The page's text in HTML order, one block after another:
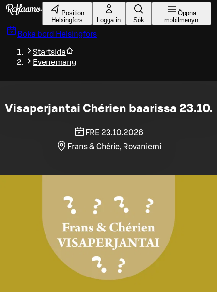
Gå till huvudinnehållet
Position
Helsingfors
Logga in Sök
Öppna
mobilmenyn
Boka bord Helsingfors
Startsida
Evenemang
Visaperjantai Chérien baarissa 23.10.
FRE 23.10.2026
Frans & Chérie, Rovaniemi